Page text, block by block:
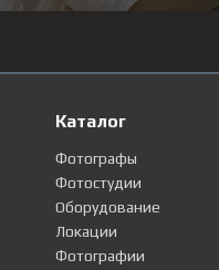
Каталог
Фотографы
Фотостудии
Оборудование
Локации
Фотографии